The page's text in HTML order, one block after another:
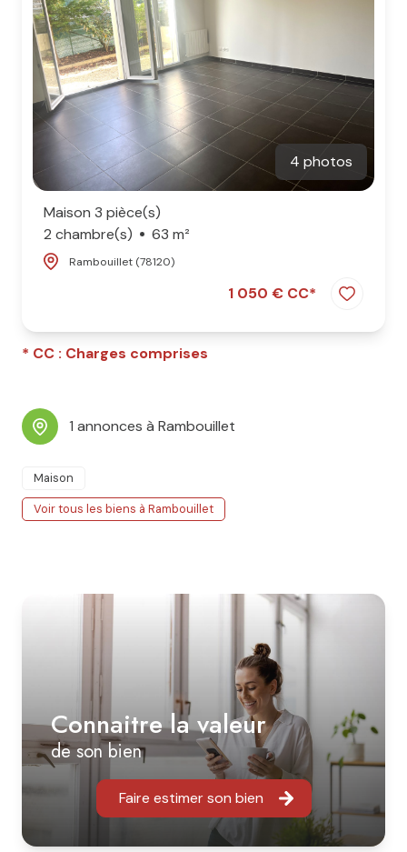
4 photos
Maison 3 pièce(s)
2 chambre(s)
63 m²
Rambouillet (78120)
1 050 € CC*
* CC : Charges comprises
1 annonces à Rambouillet
Maison
Voir tous les biens à Rambouillet
Connaitre la valeur
de son bien
Faire estimer son bien